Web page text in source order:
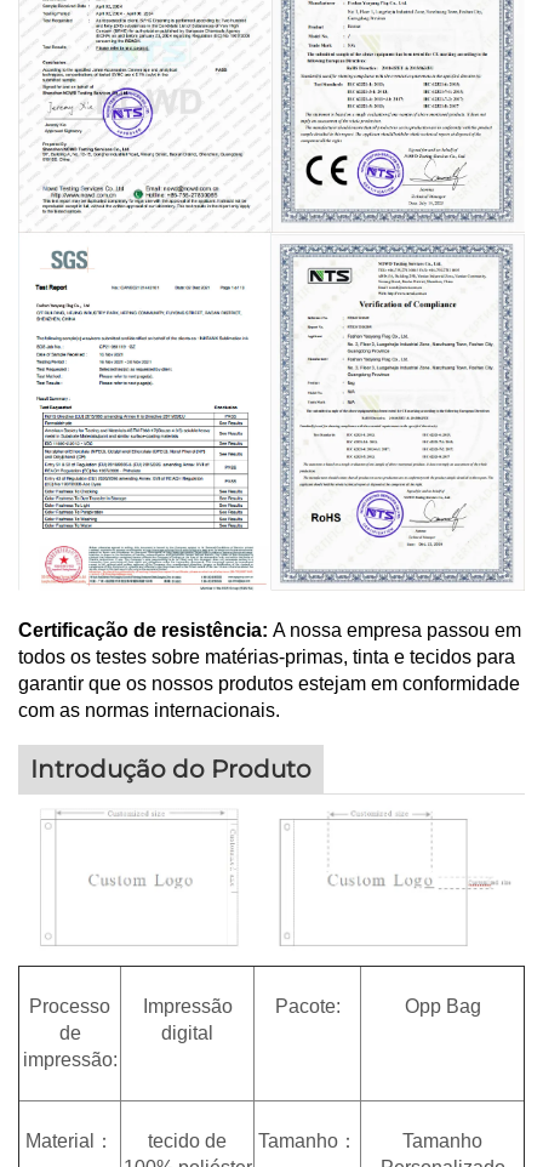
Certificação de resistência: A nossa empresa passou em
todos os testes sobre matérias-primas, tinta e tecidos para
garantir que os nossos produtos estejam em conformidade
com as normas internacionais.
Introdução do Produto
Processo
de
impressão:
Impressão
digital
Pacote: Opp Bag
Material：
tecido de
Tamanho：
Tamanho